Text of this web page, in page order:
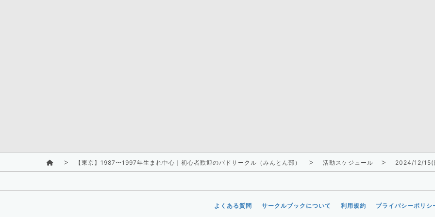
【東京】1987〜1997年生まれ中心｜初心者歓迎のバドサークル（みんとん部） 活動スケジュール 2024/12/15(
よくある質問 サークルブックについて 利用規約 プライバシーポリシ